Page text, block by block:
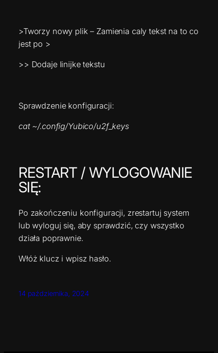
>Tworzy nowy plik – Zamienia caly tekst na to co
jest po >
>> Dodaje linijke tekstu
Sprawdzenie konfiguracji:
cat ~/.config/Yubico/u2f_keys
RESTART / WYLOGOWANIE
SIĘ:
Po zakończeniu konfiguracji, zrestartuj system
lub wyloguj się, aby sprawdzić, czy wszystko
działa poprawnie.
Włóż klucz i wpisz hasło.
14 października, 2024